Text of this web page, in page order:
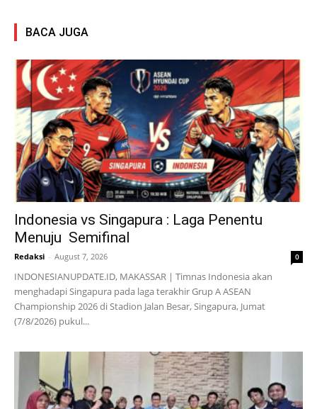
BACA JUGA
Indonesia vs Singapura : Laga Penentu
Menuju Semifinal
Redaksi - August 7, 2026 0
INDONESIANUPDATE.ID, MAKASSAR | Timnas Indonesia akan
menghadapi Singapura pada laga terakhir Grup A ASEAN
Championship 2026 di Stadion Jalan Besar, Singapura, Jumat
(7/8/2026) pukul...